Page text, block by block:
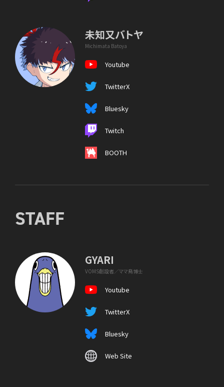
未知又バトヤ
Michimata Batoya
Youtube
TwitterX
Bluesky
Twitch
BOOTH
STAFF
GYARI
VOMS創設者／ママ鳥博士
Youtube
TwitterX
Bluesky
Web Site